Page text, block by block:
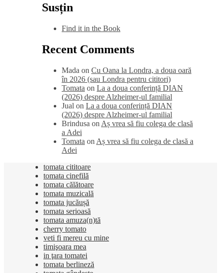
Susțin
Find it in the Book
Recent Comments
Mada on Cu Oana la Londra, a doua oară
în 2026 (sau Londra pentru cititori)
Tomata on La a doua conferință DIAN
(2026) despre Alzheimer-ul familial
Jual on La a doua conferință DIAN
(2026) despre Alzheimer-ul familial
Brindusa on Aș vrea să fiu colega de clasă
a Adei
Tomata on Aș vrea să fiu colega de clasă a
Adei
tomata cititoare
tomata cinefilă
tomata călătoare
tomata muzicală
tomata jucăușă
tomata serioasă
tomata amuza(n)tă
cherry tomato
veti fi mereu cu mine
timişoara mea
in ţara tomatei
tomata berlineză